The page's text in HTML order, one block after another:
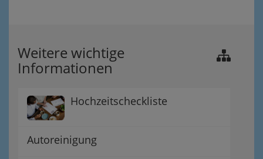
Weitere wichtige
Informationen
Hochzeitscheckliste
Autoreinigung